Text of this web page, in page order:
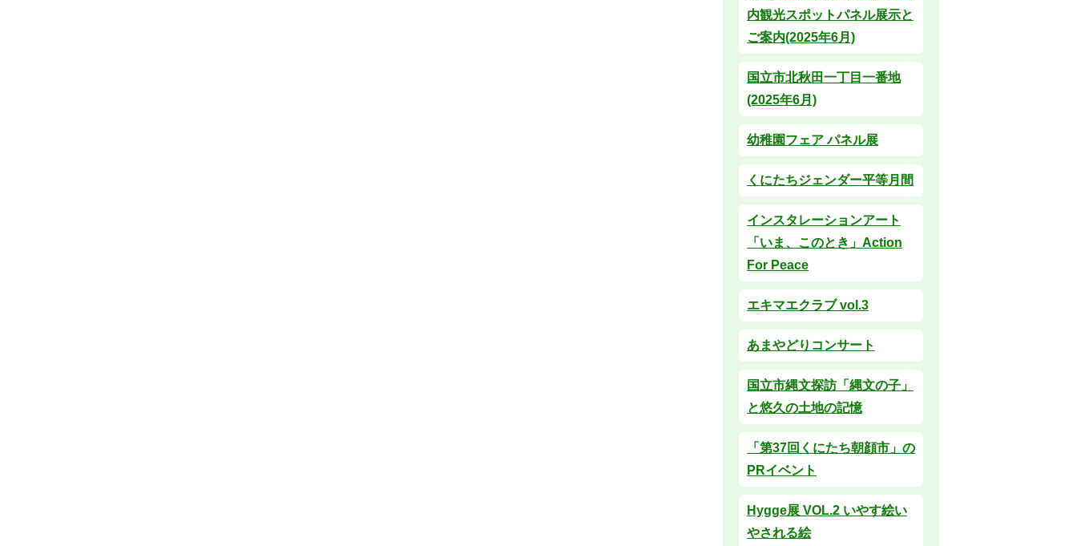
内観光スポットパネル展示と
ご案内(2025年6月)
国立市北秋田一丁目一番地
(2025年6月)
幼稚園フェア パネル展
くにたちジェンダー平等月間
インスタレーションアート
「いま、このとき」Action
For Peace
エキマエクラブ vol.3
あまやどりコンサート
国立市縄文探訪「縄文の子」
と悠久の土地の記憶
「第37回くにたち朝顔市」の
PRイベント
Hygge展 VOL.2 いやす絵い
やされる絵